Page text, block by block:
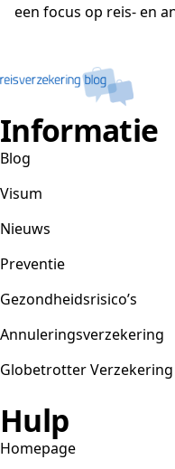
een focus op reis- en
Informatie
Blog
Visum
Nieuws
Preventie
Gezondheidsrisico’s
Annuleringsverzekering
Globetrotter Verzekering
Hulp
Homepage